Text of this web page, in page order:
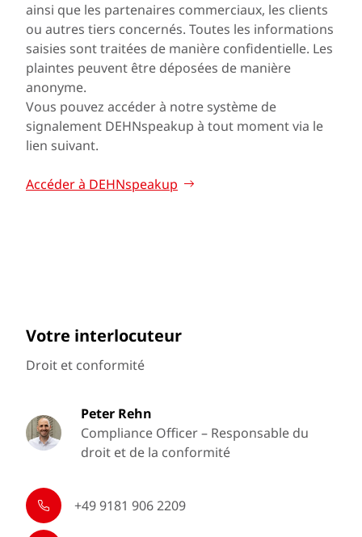
ainsi que les partenaires commerciaux, les clients
ou autres tiers concernés. Toutes les informations
saisies sont traitées de manière confidentielle. Les
plaintes peuvent être déposées de manière
anonyme.
Vous pouvez accéder à notre système de
signalement DEHNspeakup à tout moment via le
lien suivant.
Accéder à DEHNspeakup
Votre interlocuteur
Droit et conformité
Peter Rehn
Compliance Officer – Responsable du
droit et de la conformité
+49 9181 906 2209